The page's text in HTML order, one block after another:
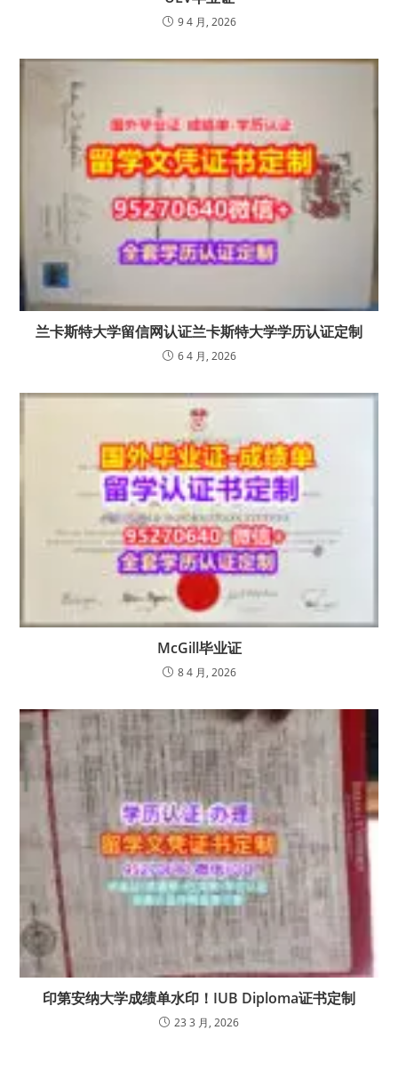
9 4 月, 2026
兰卡斯特大学留信网认证兰卡斯特大学学历认证定制
6 4 月, 2026
McGill毕业证
8 4 月, 2026
印第安纳大学成绩单水印！IUB Diploma证书定制
23 3 月, 2026